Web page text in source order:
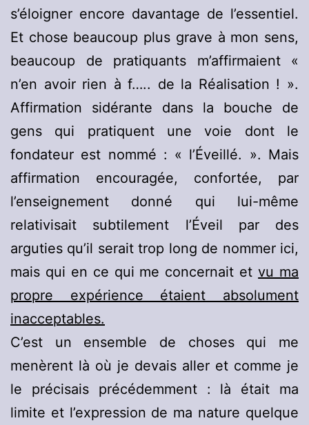
s’éloigner encore davantage de l’essentiel.
Et chose beaucoup plus grave à mon sens,
beaucoup de pratiquants m’affirmaient «
n’en avoir rien à f….. de la Réalisation ! ».
Affirmation sidérante dans la bouche de
gens qui pratiquent une voie dont le
fondateur est nommé : « l’Éveillé. ». Mais
affirmation encouragée, confortée, par
l’enseignement donné qui lui-même
relativisait subtilement l’Éveil par des
arguties qu’il serait trop long de nommer ici,
mais qui en ce qui me concernait etvu ma
propre expérience étaient absolument
inacceptables.
C’est un ensemble de choses qui me
menèrent là où je devais aller et comme je
le précisais précédemment : là était ma
limite et l’expression de ma nature quelque